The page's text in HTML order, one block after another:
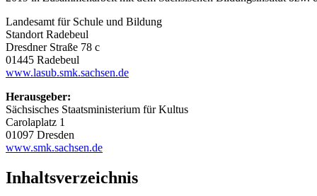
Landesamt für Schule und Bildung
Standort Radebeul
Dresdner Straße 78 c
01445 Radebeul
www.lasub.smk.sachsen.de
Herausgeber:
Sächsisches Staatsministerium für Kultus
Carolaplatz 1
01097 Dresden
www.smk.sachsen.de
Inhaltsverzeichnis